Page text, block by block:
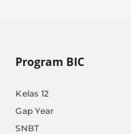
Program BIC
Kelas 12
Gap Year
SNBT